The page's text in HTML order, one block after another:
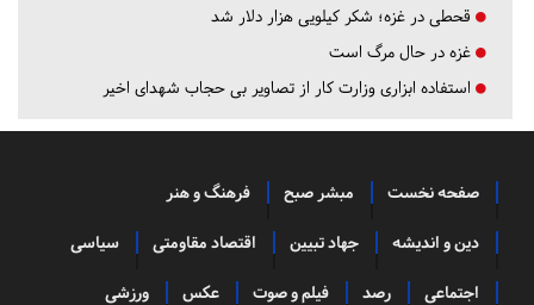
قحطی در غزه؛ شکر کیلویی هزار دلار شد
غزه در حال مرگ است
استفاده ابزاری وزارت کار از تصاویر بی حجاب شهدای اخیر
صفحه نخست مبشر صبح فرهنگ و هنر
دین و اندیشه جهاد تبیین اقتصاد مقاومتی سیاسی
اجتماعی رصد فیلم و صوت عکس ورزشی